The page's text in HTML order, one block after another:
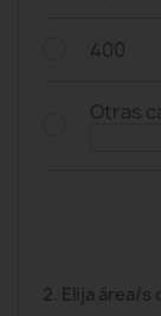
400
Otras
2. Elija área/s